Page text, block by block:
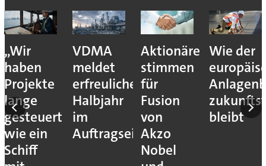
„Wir
haben
Projekte
lange
gesteuert
wie ein
Schiff
VDMA
meldet
erfreuliches
Halbjahr
im
Auftragseingang
Aktionäre
stimmen
für
Fusion
von
Akzo
Nobel
Wie der
bleibt